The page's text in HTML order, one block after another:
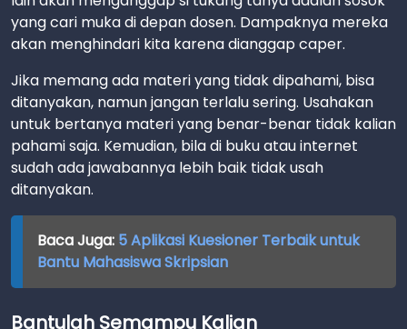
yang cari muka di depan dosen. Dampaknya mereka
akan menghindari kita karena dianggap caper.
Jika memang ada materi yang tidak dipahami, bisa
ditanyakan, namun jangan terlalu sering. Usahakan
untuk bertanya materi yang benar-benar tidak kalian
pahami saja. Kemudian, bila di buku atau internet
sudah ada jawabannya lebih baik tidak usah
ditanyakan.
Baca Juga: 5 Aplikasi Kuesioner Terbaik untuk
Bantu Mahasiswa Skripsian
Bantulah Semampu Kalian